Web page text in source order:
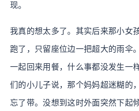
现。
我真的想太多了。其实后来那小女
跑了，只留座位边一把超大的雨伞
一起回来用餐，什么事都没发生一
们的小儿子说，那个妈妈超迷糊的
忘了带。没想到这时外面突然下起